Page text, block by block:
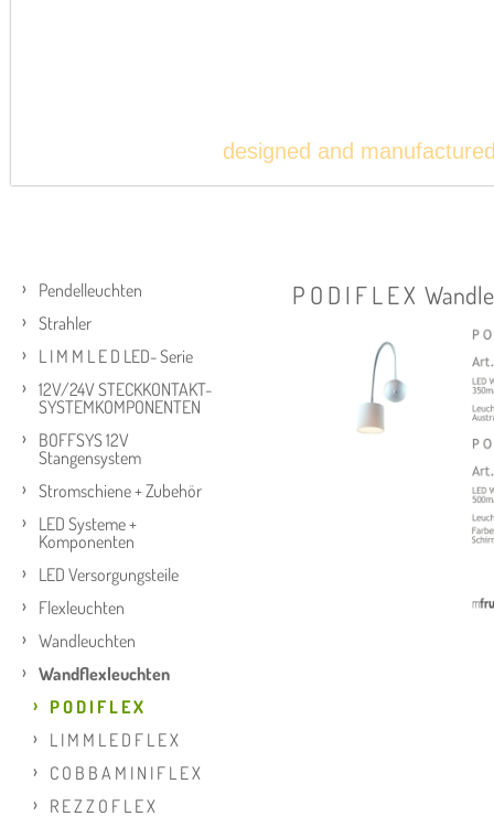
designed and
Pendelleuchten
Strahler
L I M M L E D LED- Serie
12V/24V STECKKONTAKT-
SYSTEMKOMPONENTEN
BOFFSYS 12V
Stangensystem
Stromschiene + Zubehör
LED Systeme +
Komponenten
LED Versorgungsteile
Flexleuchten
Wandleuchten
Wandflexleuchten
P O D I F L E X
L I M M L E D F L E X
C O B B A M I N I F L E X
R E Z Z O F L E X
P O D I F L E X